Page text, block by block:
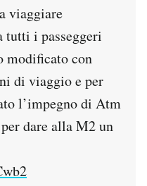
viaggiare
tutti i passeggeri
modificato con
di viaggio e per
l’impegno di Atm
dare alla M2 un